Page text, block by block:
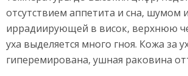
отсутствием аппетита и сна, шумом
иррадиирующей в висок, верхнюю
уха выделяется много гноя. Кожа за
гиперемирована, ушная раковина